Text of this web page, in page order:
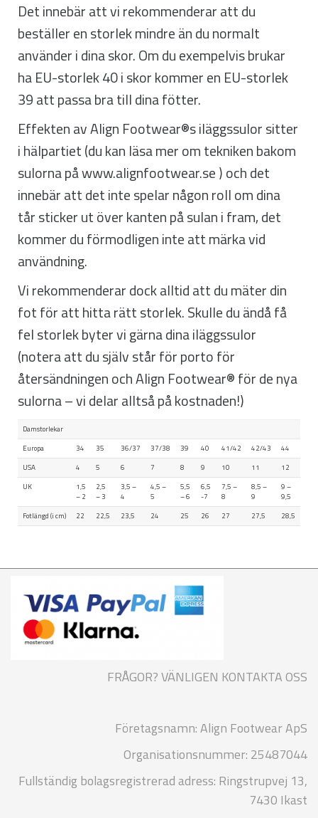
Det innebär att vi rekommenderar att du
beställer en storlek mindre än du normalt
använder i dina skor. Om du exempelvis brukar
ha EU-storlek 40 i skor kommer en EU-storlek
39 att passa bra till dina fötter.
Effekten av Align Footwear®s iläggssulor sitter
i hälpartiet (du kan läsa mer om tekniken bakom
sulorna på www.alignfootwear.se ) och det
innebär att det inte spelar någon roll om dina
tår sticker ut över kanten på sulan i fram, det
kommer du förmodligen inte att märka vid
användning.
Vi rekommenderar dock alltid att du mäter din
fot för att hitta rätt storlek. Skulle du ändå få
fel storlek byter vi gärna dina iläggssulor
(notera att du själv står för porto för
återsändningen och Align Footwear® för de nya
sulorna – vi delar alltså på kostnaden!)
Damstorlekar
Europa
34 35 36/37 37/38 39 40 41/42 42/43
44
USA
4 5 6 7 8 9 10 11
12
UK
1,5
– 2
2,5
– 3
3,5 –
4
4,5 –
5
5,5
– 6
6,5
-7
7,5 –
8
8,5 –
9
9 –
9,5
Fotlängd (i cm)
22 22,5 23,5 24 25 26 27 27,5 28,5
FRÅGOR? VÄNLIGEN KONTAKTA OSS
Företagsnamn: Align Footwear ApS
Organisationsnummer: 25487044
Fullständig bolagsregistrerad adress: Ringstrupvej 13,
7430 Ikast